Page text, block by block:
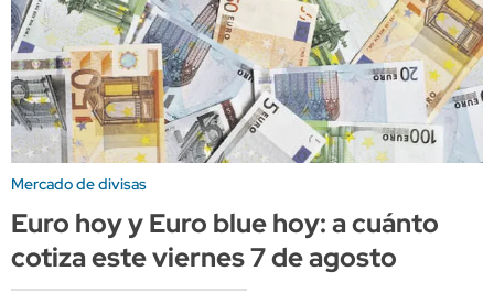
Mercado de divisas
Euro hoy y Euro blue hoy: a cuánto
cotiza este viernes 7 de agosto